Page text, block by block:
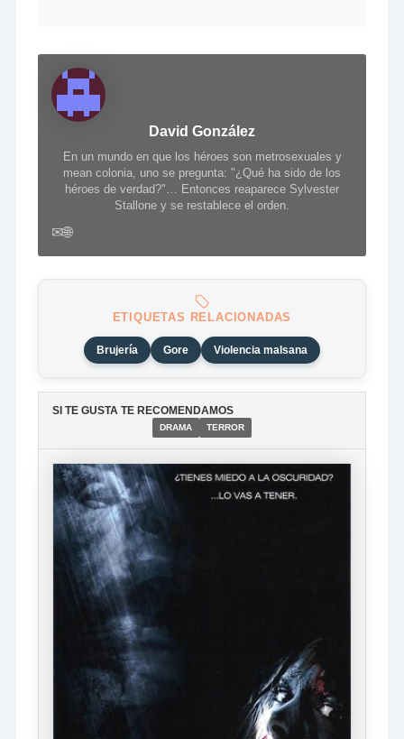
David González
En un mundo en que los héroes son metrosexuales y
mean colonia, uno se pregunta: "¿Qué ha sido de los
héroes de verdad?"… Entonces reaparece Sylvester
Stallone y se restablece el orden.
✉🌐
ETIQUETAS RELACIONADAS
Brujería Gore Violencia malsana
SI TE GUSTA TE RECOMENDAMOS
DRAMA TERROR